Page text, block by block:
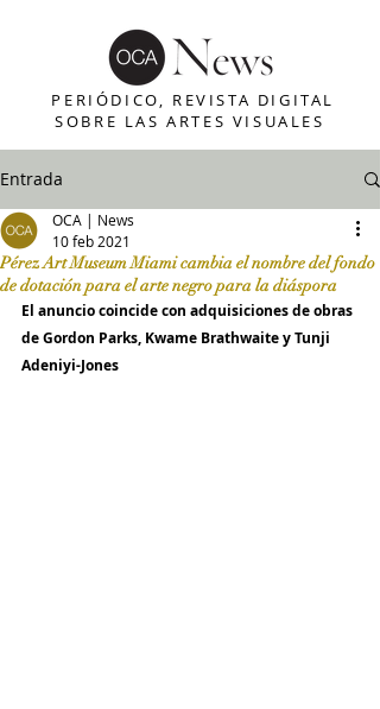
PERIÓDICO, REVISTA DIGITAL
SOBRE LAS ARTES VISUALES
Entrada
Pérez Art Museum Miami cambia el nombre del fondo
de dotación para el arte negro para la diáspora
OCA | News
10 feb 2021
El anuncio coincide con adquisiciones de obras
de Gordon Parks, Kwame Brathwaite y Tunji
Adeniyi-Jones